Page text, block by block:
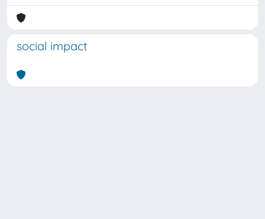
social impact